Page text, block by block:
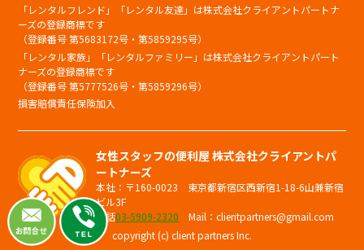
「レンタルフレンド」「レンタル友達」は株式会社クライアントパートナ
ーズの登録商標です
（登録番号 第5683172号・第5859295号）
「レンタル家族」「レンタルファミリー」は株式会社クライアントパート
ナーズの登録商標です
（登録番号 第5777526号・第5859296号）
損害賠償責任保険加入
女性スタッフの便利屋 株式会社クライアントパ
ートナーズ
本社：〒160-0023 東京都新宿区西新宿1-18-6山兼新宿
ビル3F
電話03-5909-2320 Mail：clientpartners@gmail.com
copyright (c) client partners Inc.